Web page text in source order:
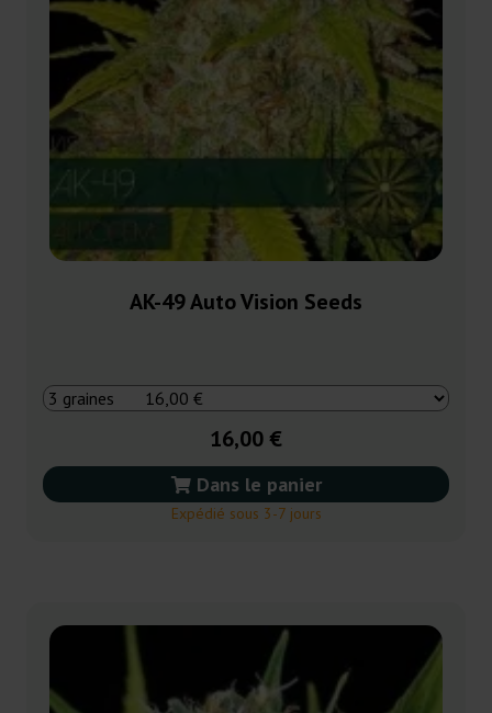
AK-49 Auto Vision Seeds
16,00 €
Dans le panier
Expédié sous 3-7 jours